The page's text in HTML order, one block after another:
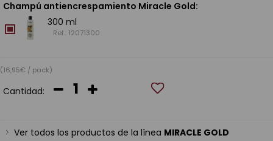
Champú antiencrespamiento Miracle Gold:
300 ml
Ref.: 12071300
(16,95€ / pack)
Cantidad:
Ver todos los productos de la línea MIRACLE GOLD